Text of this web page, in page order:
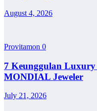
August 4, 2026
Provitamon 0
7 Keunggulan
MONDIAL Jeweler
July 21, 2026